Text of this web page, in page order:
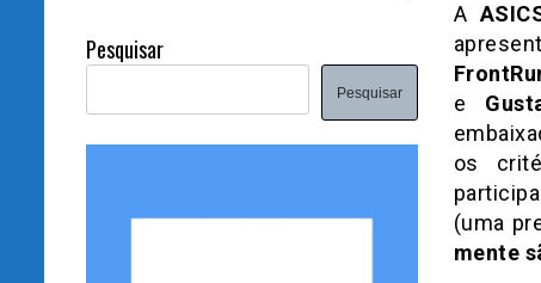
A
e
os
(uma
mente
Pesquisar
Pesquisar